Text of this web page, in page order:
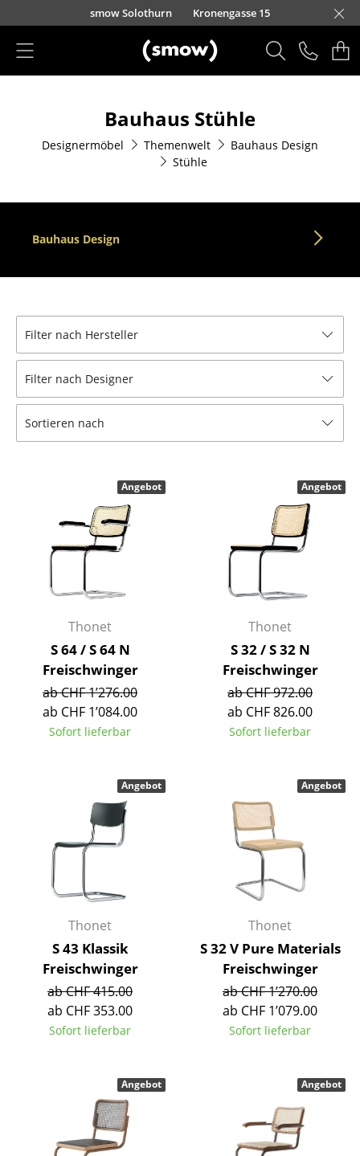
Direkt zum Inhaltsmow Solothurn Kronengasse 15
Esszimmerstühle
Freischwinger
Barhocker
Hocker
Sitzsäcke
Kinderstühle
Schaukelstühle
Bürodrehstühle
Einzelteile
... alle Sitzmöbel
Tische
Beistelltische
Couchtische
Schreibtische
Sekretäre & PC-Tische
Konferenztische
Stehtische & Stehpulte
Kindertische
Gartentische
... alle Tische
Bauhaus Stühle
Designermöbel Themenwelt
Bauhaus Design
Stühle
Bauhaus Design
Filter nach Hersteller
Filter nach Designer
Sortieren nach
Thonet
S 64 / S 64 N
Freischwinger
ab CHF 1’276.00
ab CHF 1’084.00
Sofort lieferbar
Angebot
Thonet
S 32 / S 32 N
Freischwinger
ab CHF 972.00
ab CHF 826.00
Sofort lieferbar
Angebot
Thonet
S 43 Klassik
Freischwinger
ab CHF 415.00
ab CHF 353.00
Sofort lieferbar
Angebot
Thonet
S 32 V Pure Materials
Freischwinger
ab CHF 1’270.00
ab CHF 1’079.00
Sofort lieferbar
Angebot
Angebot Angebot